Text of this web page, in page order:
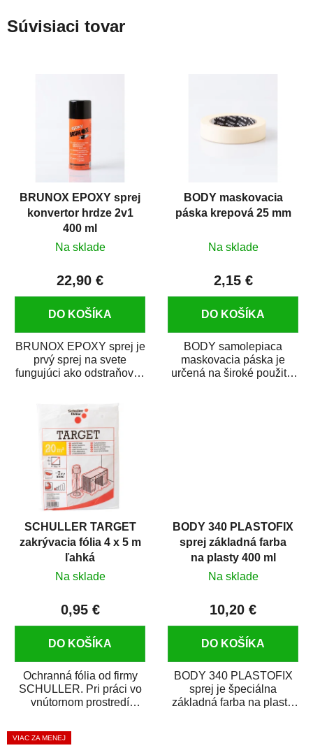
Súvisiaci tovar
BRUNOX EPOXY sprej
konvertor hrdze 2v1
400 ml
Na sklade
22,90 €
DO KOŠÍKA
BRUNOX EPOXY sprej je
prvý sprej na svete
fungujúci ako odstraňovač
BODY maskovacia
páska krepová 25 mm
Na sklade
2,15 €
DO KOŠÍKA
BODY samolepiaca
maskovacia páska je
určená na široké použitie
SCHULLER TARGET
zakrývacia fólia 4 x 5 m
ľahká
Na sklade
0,95 €
DO KOŠÍKA
Ochranná fólia od firmy
SCHULLER. Pri práci vo
vnútornom prostredí
farbou, špinou,...
BODY 340 PLASTOFIX
sprej základná farba
na plasty 400 ml
Na sklade
10,20 €
DO KOŠÍKA
BODY 340 PLASTOFIX
sprej je špeciálna
základná farba na plasty,
VIAC ZA MENEJ